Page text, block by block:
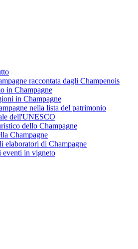
raccontata dagli Champenois
in Champagne
in Champagne
nella lista del patrimonio
dell'UNESCO
dello Champagne
Champagne
elaboratori di Champagne
eventi in vigneto